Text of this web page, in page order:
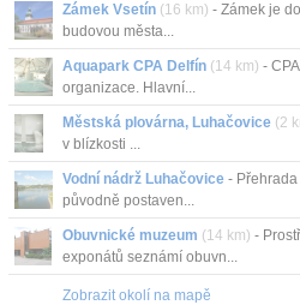
Zámek Vsetín (16 km) - Zámek je
budovou města...
Aquapark CPA Delfín (14 km) -
organizace. Hlavní...
Městská plovárna, Luhačovice (2
v blízkosti ...
Vodní nádrž Luhačovice -
původně postaven...
Obuvnické muzeum (14 km) -
exponátů seznámí obuvn...
Zobrazit okolí na mapě